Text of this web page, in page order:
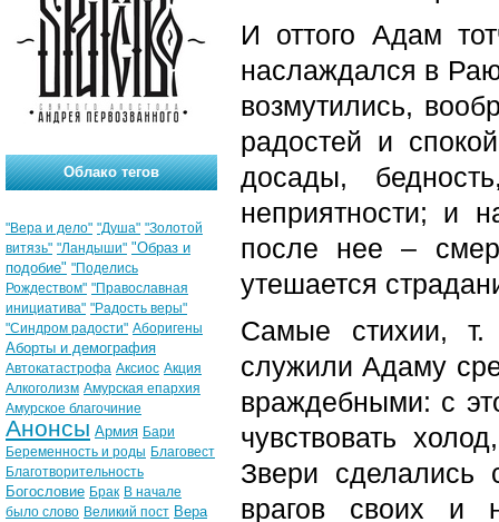
И оттого Адам
наслаждался в
возмутились,
радостей и
досады,
неприятности; и
после нее –
утешается
Самые стихии,
служили Адаму
враждебными: с
чувствовать
Звери сделались
врагов своих и
Облако тегов
"Вера и дело" "Душа" "Золотой
витязь" "Ландыши" "Образ и
подобие" "Поделись
Рождеством" "Православная
инициатива" "Радость веры"
"Синдром радости" Аборигены
Аборты и демография
Автокатастрофа Аксиос Акция
Алкоголизм Амурская епархия
Амурское благочиние
Анонсы Армия Бари
Беременность и роды Благовест
Благотворительность
Богословие Брак В начале
было слово Великий пост Вера